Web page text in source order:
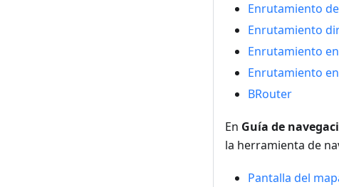
Enrutamiento
Enrutamiento
Enrutamiento
Enrutamiento
BRouter
En Guía de
la herramienta de
Pantalla del